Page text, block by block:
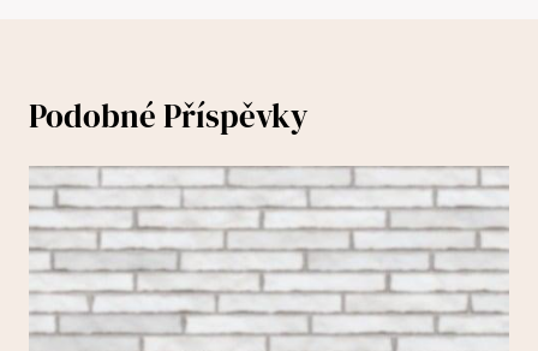
Podobné Příspěvky